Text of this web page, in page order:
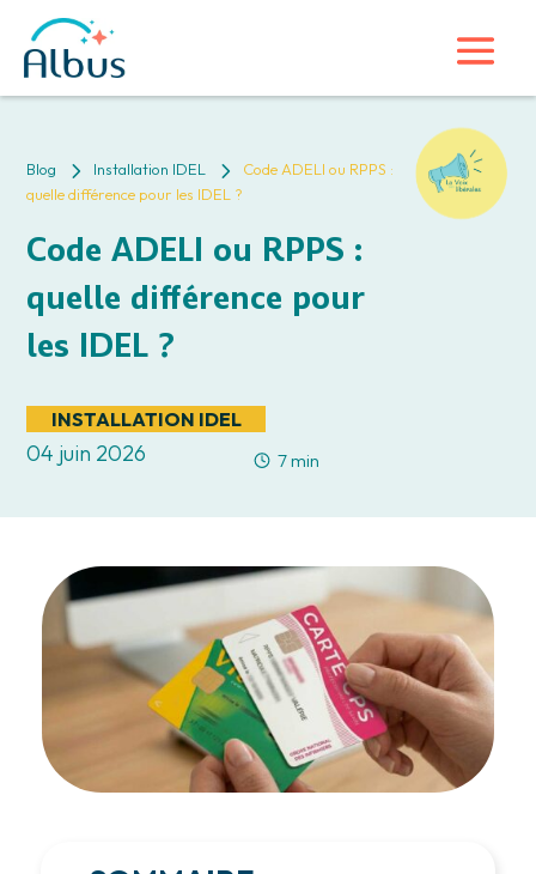
Blog 5 Installation IDEL 5
Code ADELI ou RPPS :
quelle différence pour les IDEL ?
Code ADELI ou RPPS :
quelle différence pour
les IDEL ?
INSTALLATION IDEL
04 juin 2026 7 min